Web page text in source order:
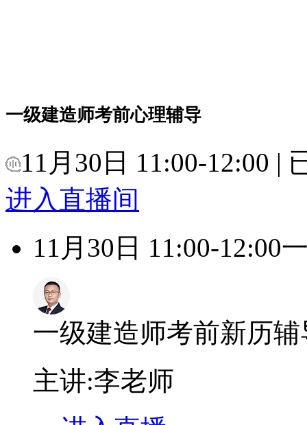
一级建造师考前心理辅导
11月30日 11:00-12:00 |
进入直播间
11月30日 11:00-12:00
一级建造师考前新历辅
主讲:李老师